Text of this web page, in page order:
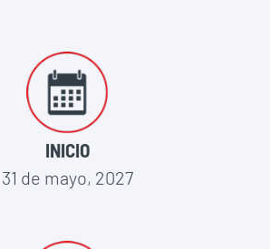
INICIO
31 de mayo, 2027